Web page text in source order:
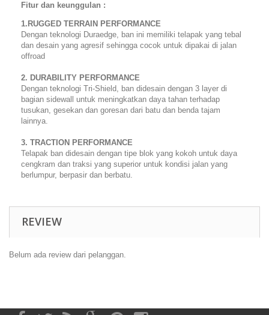
Fitur dan keunggulan :
1.RUGGED TERRAIN PERFORMANCE
Dengan teknologi Duraedge, ban ini memiliki telapak yang tebal
dan desain yang agresif sehingga cocok untuk dipakai di jalan
offroad
2. DURABILITY PERFORMANCE
Dengan teknologi Tri-Shield, ban didesain dengan 3 layer di
bagian sidewall untuk meningkatkan daya tahan terhadap
tusukan, gesekan dan goresan dari batu dan benda tajam
lainnya.
3. TRACTION PERFORMANCE
Telapak ban didesain dengan tipe blok yang kokoh untuk daya
cengkram dan traksi yang superior untuk kondisi jalan yang
berlumpur, berpasir dan berbatu.
REVIEW
Belum ada review dari pelanggan.